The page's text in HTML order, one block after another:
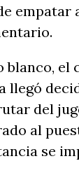
empatar
blanco, el
llegó
del
al
se